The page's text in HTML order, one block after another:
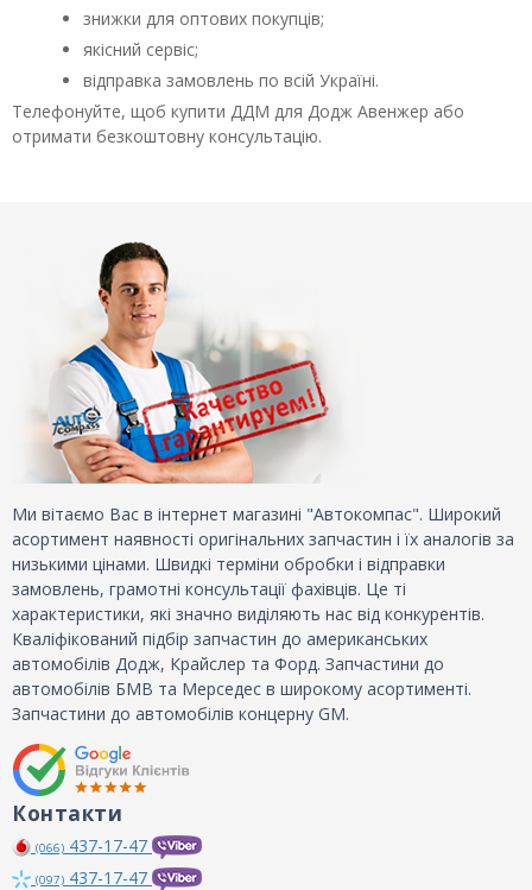
знижки для оптових покупців;
якісний сервіс;
відправка замовлень по всій Україні.
Телефонуйте, щоб купити ДДМ для Додж Авенжер або
отримати безкоштовну консультацію.
Ми вітаємо Вас в інтернет магазині "Автокомпас". Широкий
асортимент наявності оригінальних запчастин і їх аналогів за
низькими цінами. Швидкі терміни обробки і відправки
замовлень, грамотні консультації фахівців. Це ті
характеристики, які значно виділяють нас від конкурентів.
Кваліфікований підбір запчастин до американських
автомобілів Додж, Крайслер та Форд. Запчастини до
автомобілів БМВ та Мерседес в широкому асортименті.
Запчастини до автомобілів концерну GM.
Контакти
(066) 437-17-47
(097) 437-17-47